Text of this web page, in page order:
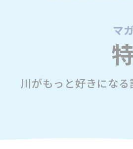
マ
/
川がもっと好きになる